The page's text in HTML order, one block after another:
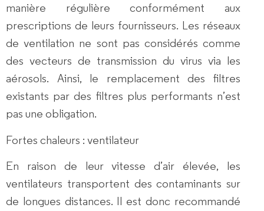
manière régulière conformément aux
prescriptions de leurs fournisseurs. Les réseaux
de ventilation ne sont pas considérés comme
des vecteurs de transmission du virus via les
aérosols. Ainsi, le remplacement des filtres
existants par des filtres plus performants n’est
pas une obligation.
Fortes chaleurs : ventilateur
En raison de leur vitesse d’air élevée, les
ventilateurs transportent des contaminants sur
de longues distances. Il est donc recommandé